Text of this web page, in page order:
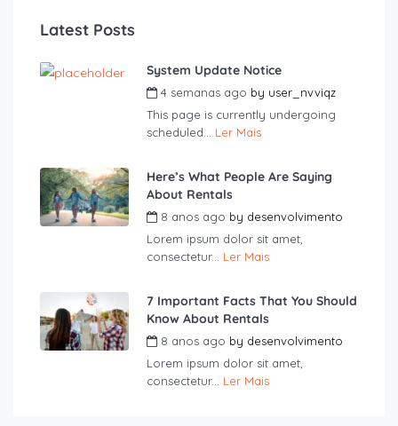
Latest Posts
System Update Notice
4 semanas ago by user_nvviqz
This page is currently undergoing
scheduled... Ler Mais
Here’s What People Are Saying
About Rentals
8 anos ago by desenvolvimento
Lorem ipsum dolor sit amet,
consectetur... Ler Mais
7 Important Facts That You Should
Know About Rentals
8 anos ago by desenvolvimento
Lorem ipsum dolor sit amet,
consectetur... Ler Mais